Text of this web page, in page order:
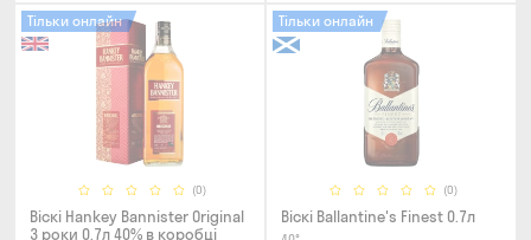
(0)
Тільки онлайн
Віскі Hankey Bannister Original
3 роки 0.7л 40% в коробці
(0)
Тільки онлайн
Віскі Ballantine's Finest 0.7л